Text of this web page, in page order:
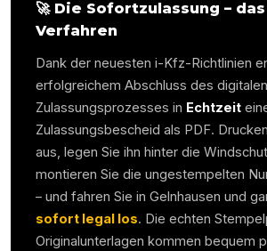
🚀 Die Sofortzulassung –
Verfahren
Dank der neuesten i-Kfz-Richtlinien
erfolgreichem Abschluss des digitalen
Zulassungsprozesses in Echtzeit
Zulassungsbescheid als PDF.
aus, legen Sie ihn hinter die
montieren Sie die ungestempelten
– und fahren Sie in Gelnhausen und
sofort legal los. Die echten
Originalunterlagen kommen bequem